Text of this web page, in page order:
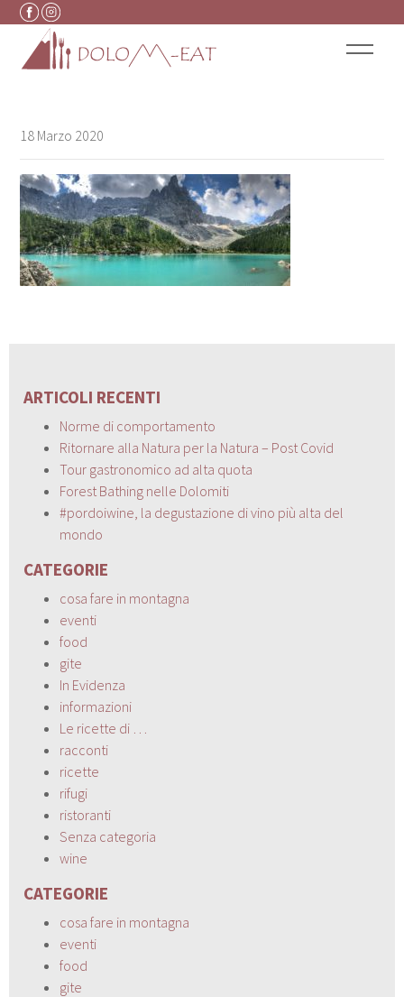
Vai al contenuto
18 Marzo 2020
ARTICOLI RECENTI
Norme di comportamento
Ritornare alla Natura per la Natura – Post Covid
Tour gastronomico ad alta quota
Forest Bathing nelle Dolomiti
#pordoiwine, la degustazione di vino più alta del
mondo
CATEGORIE
cosa fare in montagna
eventi
food
gite
In Evidenza
informazioni
Le ricette di …
racconti
ricette
rifugi
ristoranti
Senza categoria
wine
CATEGORIE
cosa fare in montagna
eventi
food
gite